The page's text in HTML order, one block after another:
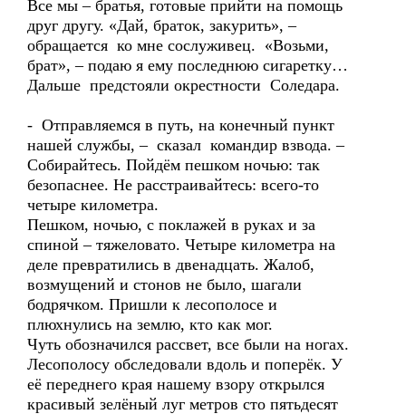
Все мы – братья, готовые прийти на помощь
друг другу. «Дай, браток, закурить», –
обращается ко мне сослуживец. «Возьми,
брат», – подаю я ему последнюю сигаретку…
Дальше предстояли окрестности Соледара.
- Отправляемся в путь, на конечный пункт
нашей службы, – сказал командир взвода. –
Собирайтесь. Пойдём пешком ночью: так
безопаснее. Не расстраивайтесь: всего-то
четыре километра.
Пешком, ночью, с поклажей в руках и за
спиной – тяжеловато. Четыре километра на
деле превратились в двенадцать. Жалоб,
возмущений и стонов не было, шагали
бодрячком. Пришли к лесополосе и
плюхнулись на землю, кто как мог.
Чуть обозначился рассвет, все были на ногах.
Лесополосу обследовали вдоль и поперёк. У
её переднего края нашему взору открылся
красивый зелёный луг метров сто пятьдесят